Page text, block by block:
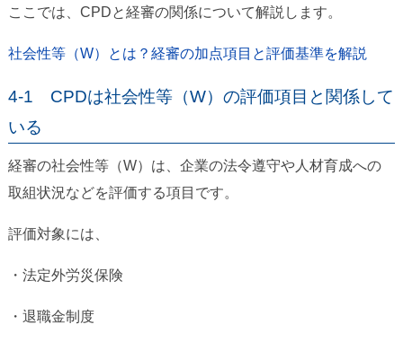
ここでは、CPDと経審の関係について解説します。
社会性等（W）とは？経審の加点項目と評価基準を解説
4-1 CPDは社会性等（W）の評価項目と関係して
いる
経審の社会性等（W）は、企業の法令遵守や人材育成への
取組状況などを評価する項目です。
評価対象には、
・法定外労災保険
・退職金制度